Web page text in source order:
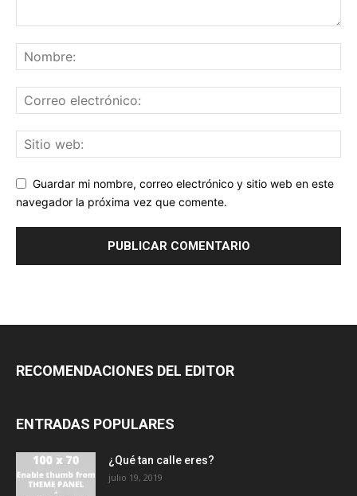
Guardar mi nombre, correo electrónico y sitio web en este
navegador la próxima vez que comente.
RECOMENDACIONES DEL EDITOR
ENTRADAS POPULARES
¿Qué tan calle eres?
julio 19, 2019